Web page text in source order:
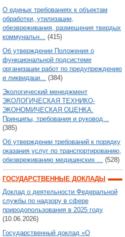
О единых требованиях к объектам
обработки, утилизации,
обезвреживания, размещения твердых
коммунальн... (415)
Об утверждении Положения о
функциональной подсистеме
организации работ по предупреждению
и ликвидаци... (384)
Экологический менеджмент
ЭКОЛОГИЧЕСКАЯ ТЕХНИКО-
ЭКОНОМИЧЕСКАЯ ОЦЕНКА.
Принципы, требования и руковод...
(385)
Об утверждении требований к порядку
оказания услуг по транспортированию,
обезвреживанию медицинских ... (528)
ГОСУДАРСТВЕННЫЕ ДОКЛАДЫ
Доклад о деятельности Федеральной
службы по надзору в сфере
природопользования в 2025 году
(10.06.2026)
Государственный доклад «О